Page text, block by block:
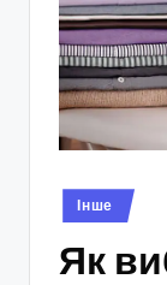
Опубліковано
у
Інше
Як